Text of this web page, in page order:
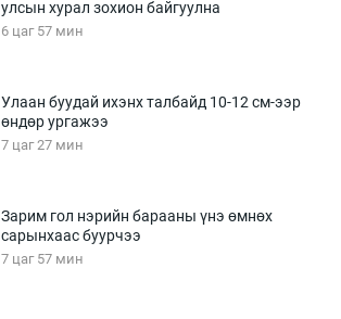
улсын хурал зохион байгуулна
6 цаг 57 мин
Улаан буудай ихэнх талбайд 10-12 см-ээр
өндөр ургажээ
7 цаг 27 мин
Зарим гол нэрийн барааны үнэ өмнөх
сарынхаас буурчээ
7 цаг 57 мин